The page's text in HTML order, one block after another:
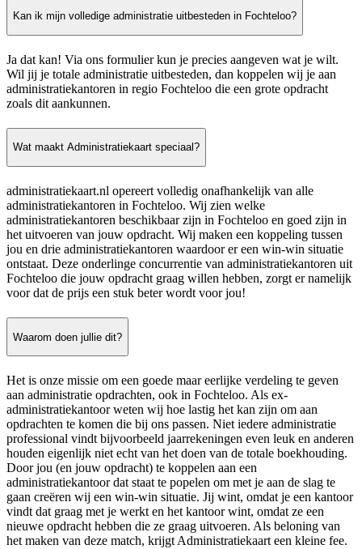
Kan ik mijn volledige administratie uitbesteden in Fochteloo?
Ja dat kan! Via ons formulier kun je precies aangeven wat je wilt.
Wil jij je totale administratie uitbesteden, dan koppelen wij je aan
administratiekantoren in regio Fochteloo die een grote opdracht
zoals dit aankunnen.
Wat maakt Administratiekaart speciaal?
administratiekaart.nl opereert volledig onafhankelijk van alle
administratiekantoren in Fochteloo. Wij zien welke
administratiekantoren beschikbaar zijn in Fochteloo en goed zijn in
het uitvoeren van jouw opdracht. Wij maken een koppeling tussen
jou en drie administratiekantoren waardoor er een win-win situatie
ontstaat. Deze onderlinge concurrentie van administratiekantoren uit
Fochteloo die jouw opdracht graag willen hebben, zorgt er namelijk
voor dat de prijs een stuk beter wordt voor jou!
Waarom doen jullie dit?
Het is onze missie om een goede maar eerlijke verdeling te geven
aan administratie opdrachten, ook in Fochteloo. Als ex-
administratiekantoor weten wij hoe lastig het kan zijn om aan
opdrachten te komen die bij ons passen. Niet iedere administratie
professional vindt bijvoorbeeld jaarrekeningen even leuk en anderen
houden eigenlijk niet echt van het doen van de totale boekhouding.
Door jou (en jouw opdracht) te koppelen aan een
administratiekantoor dat staat te popelen om met je aan de slag te
gaan creëren wij een win-win situatie. Jij wint, omdat je een kantoor
vindt dat graag met je werkt en het kantoor wint, omdat ze een
nieuwe opdracht hebben die ze graag uitvoeren. Als beloning van
het maken van deze match, krijgt Administratiekaart een kleine fee.